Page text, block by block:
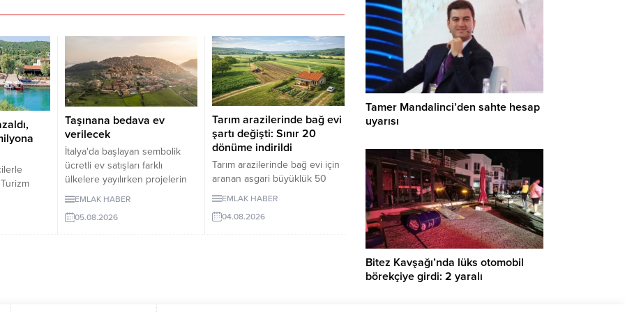
belge
kadar
Taşınana bedava ev
verilecek
İtalya'da başlayan sembolik
ücretli ev satışları farklı
ülkelere yayılırken projelerin
şartları dikkat çekiyor.
önlemeyi amaçlayan
EMLAK HABER
05.08.2026
Tarım arazilerinde bağ evi
şartı değişti: Sınır 20
dönüme indirildi
Tarım arazilerinde bağ evi için
aranan asgari büyüklük 50
dönümden 20 dönüme
bungalovları otomatik olarak
EMLAK HABER
04.08.2026
Tamer Mandalinci’den sahte hesap
uyarısı
Bitez Kavşağı’nda lüks otomobil
börekçiye girdi: 2 yaralı